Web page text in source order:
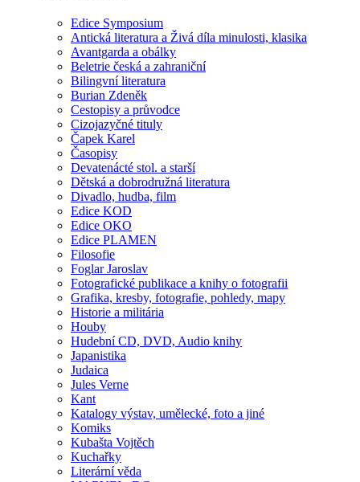
Edice Symposium
Antická literatura a Živá díla minulosti, klasika
Avantgarda a obálky
Beletrie česká a zahraniční
Bilingvní literatura
Burian Zdeněk
Cestopisy a průvodce
Cizojazyčné tituly
Čapek Karel
Časopisy
Devatenácté stol. a starší
Dětská a dobrodružná literatura
Divadlo, hudba, film
Edice KOD
Edice OKO
Edice PLAMEN
Filosofie
Foglar Jaroslav
Fotografické publikace a knihy o fotografii
Grafika, kresby, fotografie, pohledy, mapy
Historie a militária
Houby
Hudební CD, DVD, Audio knihy
Japanistika
Judaica
Jules Verne
Kant
Katalogy výstav, umělecké, foto a jiné
Komiks
Kubašta Vojtěch
Kuchařky
Literární věda